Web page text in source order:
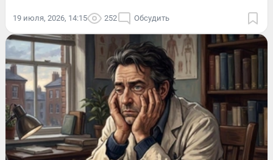
19 июля, 2026, 14:15 252 Обсудить